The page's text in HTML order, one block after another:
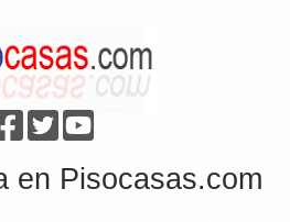
en Pisocasas.com